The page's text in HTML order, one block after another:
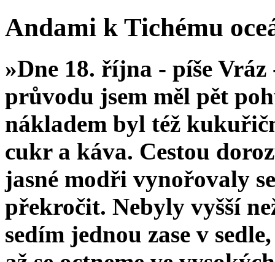
Andami k Tichému
»Dne 18. října - píše
průvodu jsem měl pět
nákladem byl též
cukr a káva. Cestou
jasné modři vynořovaly
pře­kročit. Nebyly vyšší
sedím jednou zase v